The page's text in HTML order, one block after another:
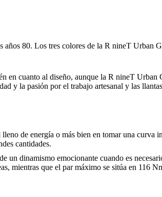
80. Los tres colores de la R nineT Urban
en cuanto al diseño, aunque la R nineT
y la pasión por el trabajo artesanal y las
de energía o más bien en tomar una
cantidades.
un dinamismo emocionante cuando es
mientras que el par máximo se sitúa en